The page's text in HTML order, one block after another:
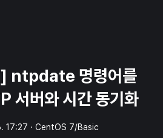
ntpdate 명령어를
서버와 시간 동기화
17:27 ㆍ CentOS 7/Basic